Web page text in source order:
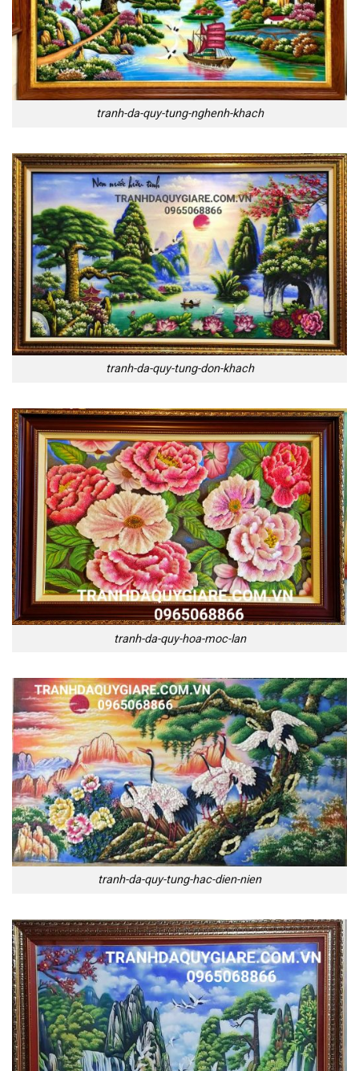
tranh-da-quy-tung-nghenh-khach
tranh-da-quy-tung-don-khach
tranh-da-quy-hoa-moc-lan
tranh-da-quy-tung-hac-dien-nien